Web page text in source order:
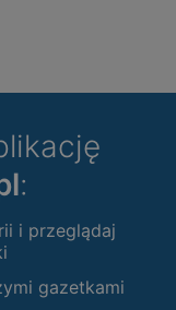
:
i przeglądaj
gazetkami